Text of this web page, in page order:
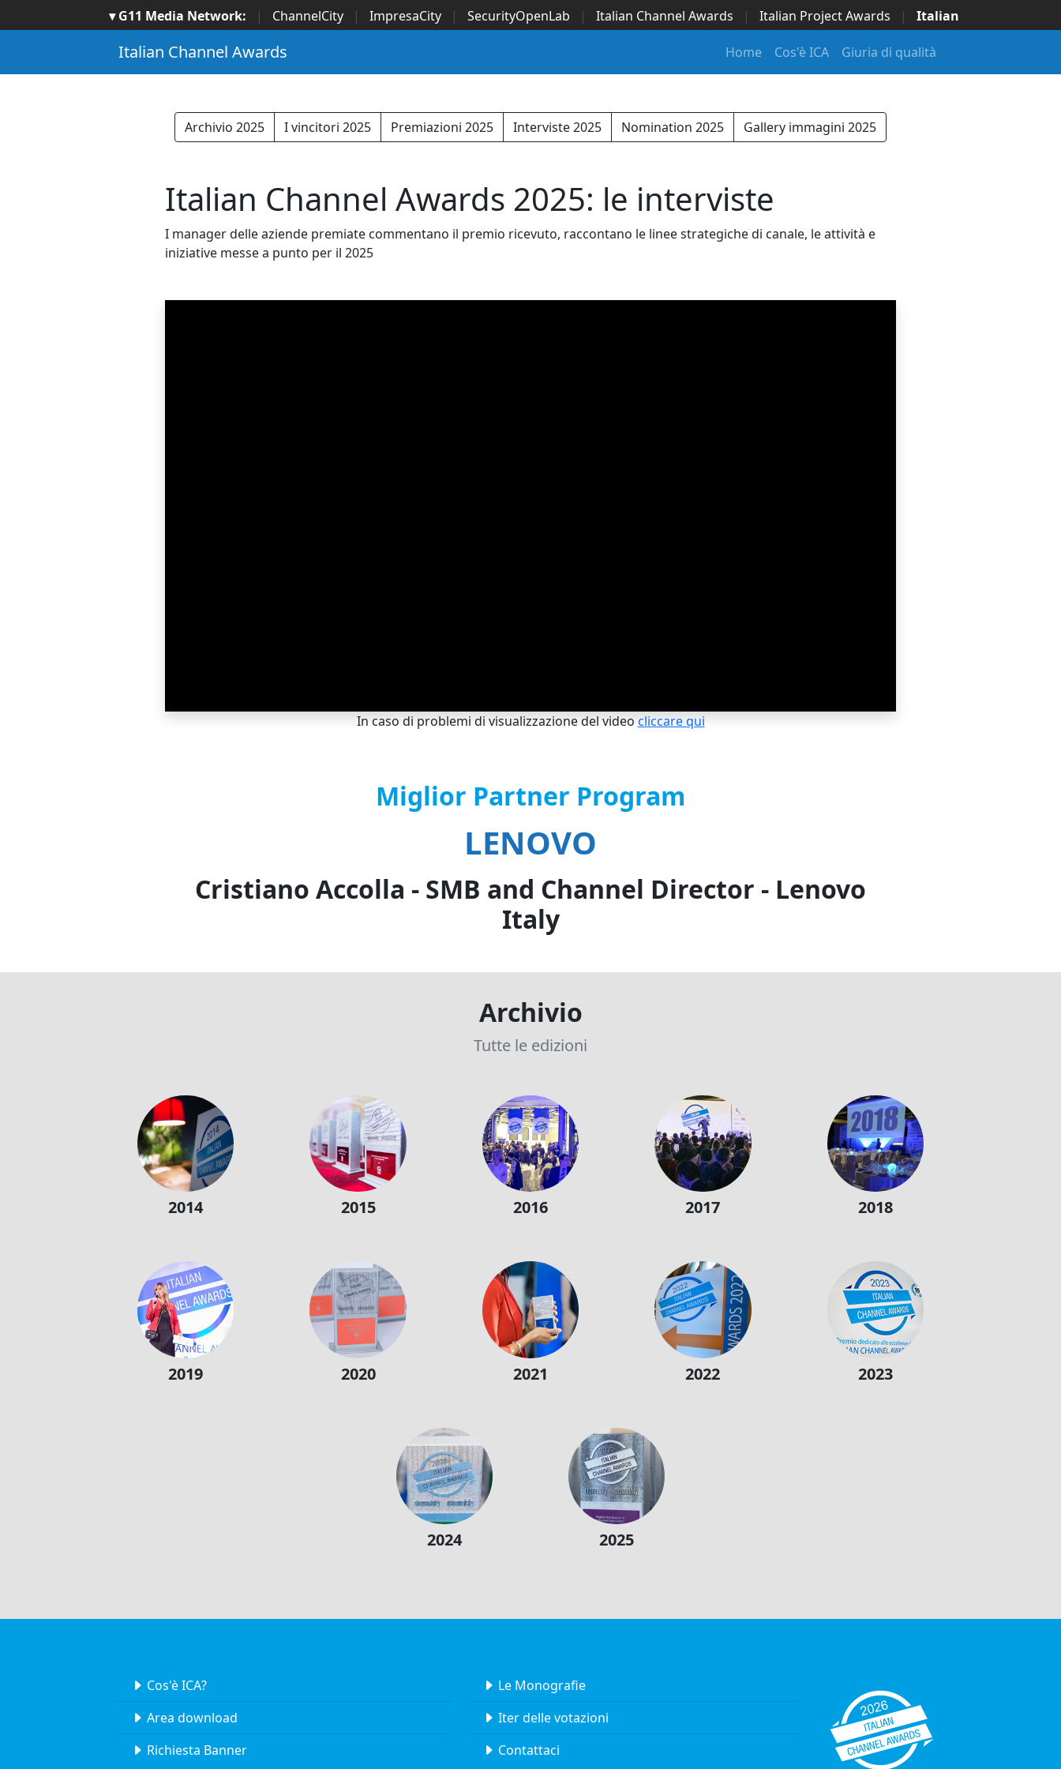
▾ G11 Media Network: | ChannelCity | ImpresaCity | SecurityOpenLab | Italian Channel Awards | Italian Project Awards |
Italian
Security Awards | ...
Italian Channel Awards Home Cos'è ICA Giuria di qualità
Archivio 2025 I vincitori 2025 Premiazioni 2025 Interviste 2025 Nomination 2025 Gallery immagini 2025
Italian Channel Awards 2025: le interviste
I manager delle aziende premiate commentano il premio ricevuto, raccontano le linee strategiche di canale, le attività e
iniziative messe a punto per il 2025
In caso di problemi di visualizzazione del video cliccare qui
Miglior Partner Program
LENOVO
Cristiano Accolla - SMB and Channel Director - Lenovo
Italy
Archivio
Tutte le edizioni
2014 2015 2016 2017 2018
2019 2020 2021 2022 2023
2024 2025
Cos'è ICA?
Area download
Richiesta Banner
Le Monografie
Iter delle votazioni
Contattaci